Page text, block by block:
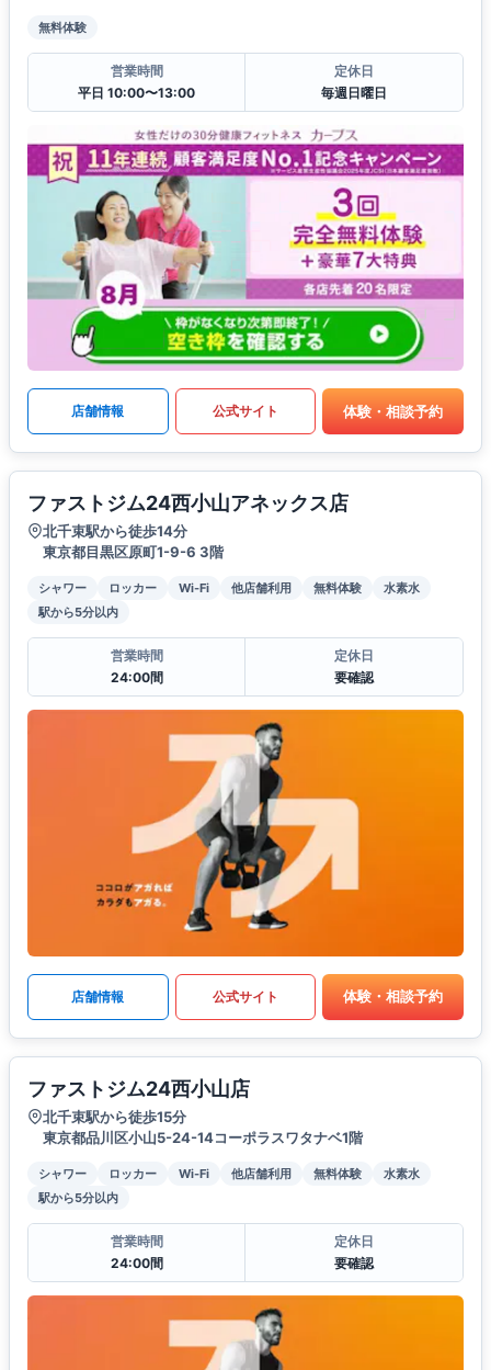
無料体験
営業時間
平日 10:00〜13:00
定休日
毎週日曜日
店舗情報 公式サイト 体験・相談予約
ファストジム24西小山アネックス店
北千束駅から徒歩14分
東京都目黒区原町1-9-6 3階
シャワー ロッカー Wi-Fi 他店舗利用 無料体験
水素水
駅から5分以内
営業時間
24:00間
定休日
要確認
店舗情報 公式サイト 体験・相談予約
ファストジム24西小山店
北千束駅から徒歩15分
東京都品川区小山5-24-14コーポラスワタナベ1階
シャワー ロッカー Wi-Fi 他店舗利用 無料体験
水素水
駅から5分以内
営業時間
24:00間
定休日
要確認